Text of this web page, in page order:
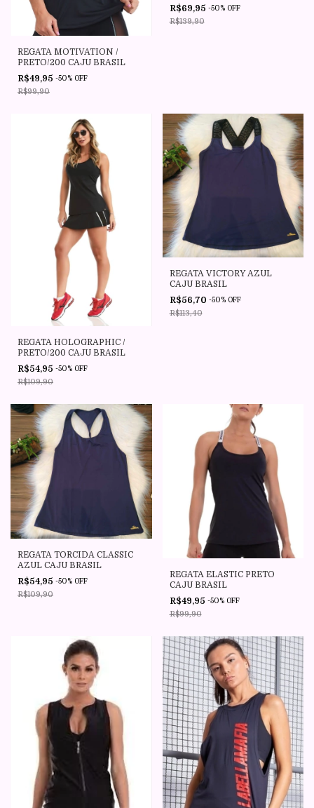
REGATA MOTIVATION /
PRETO/200 CAJU BRASIL
R$49,95 -50% OFF
R$99,90
R$69,95 -50% OFF
R$139,90
REGATA HOLOGRAPHIC /
PRETO/200 CAJU BRASIL
R$54,95 -50% OFF
R$109,90
REGATA VICTORY AZUL
CAJU BRASIL
R$56,70 -50% OFF
R$113,40
REGATA TORCIDA CLASSIC
AZUL CAJU BRASIL
R$54,95 -50% OFF
R$109,90
REGATA ELASTIC PRETO
CAJU BRASIL
R$49,95 -50% OFF
R$99,90